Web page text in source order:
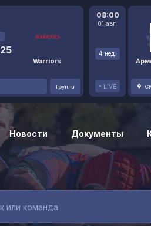
25
Warriors
Группа
08:00
01 авг.
4 нед.
LIVE
Новости Документы